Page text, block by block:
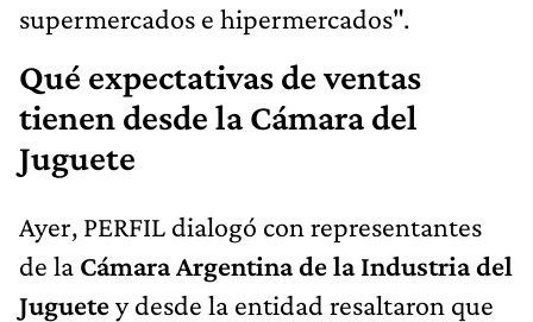
supermercados e hipermercados".
Qué expectativas de ventas
tienen desde la Cámara del
Juguete
Ayer, PERFIL dialogó con representantes
de la Cámara Argentina de la Industria del
Juguetey desde la entidad resaltaron que